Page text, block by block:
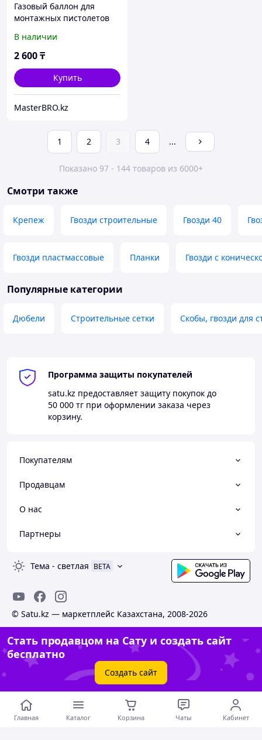
Газовый баллон для
монтажных пистолетов
В наличии
2 600₸
Купить
MasterBRO.kz
1 2 3 4 ...
Показано 97 - 144 товаров из 6000+
Смотри также
Крепеж Гвозди строительные Гвозди 40
Гвозди пластмассовые Планки Гвозди с
Популярные категории
Дюбели Строительные сетки Скобы, гвозди для
Программа защиты покупателей
satu.kz предоставляет защиту покупок до
50 000 тг при оформлении заказа через
корзину.
Покупателям
Продавцам
О нас
Партнеры
Тема - светлая BETA
© Satu.kz — маркетплейс Казахстана, 2008-2026
Стать продавцом на Сату и создать сайт
бесплатно
Создать сайт
Главная Каталог Корзина Чаты Кабинет